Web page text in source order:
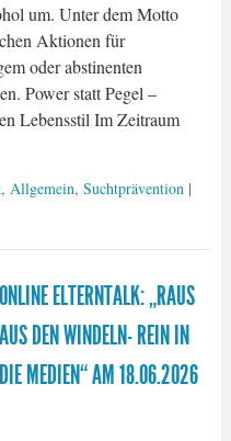
um. Unter dem Motto
Aktionen für
oder abstinenten
Power statt Pegel –
Lebensstil Im Zeitraum
, Allgemein, Suchtprävention |
ONLINE ELTERNTALK: „RAUS
AUS DEN WINDELN- REIN IN
DIE MEDIEN“ AM 18.06.2026